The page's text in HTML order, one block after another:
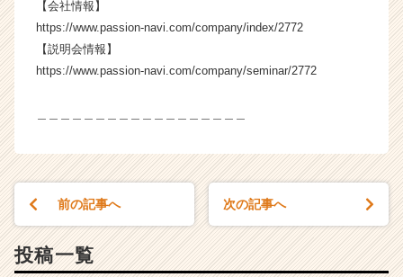
【会社情報】
https://www.passion-navi.com/company/index/2772
【説明会情報】
https://www.passion-navi.com/company/seminar/2772
前の記事へ 次の記事へ
投稿一覧